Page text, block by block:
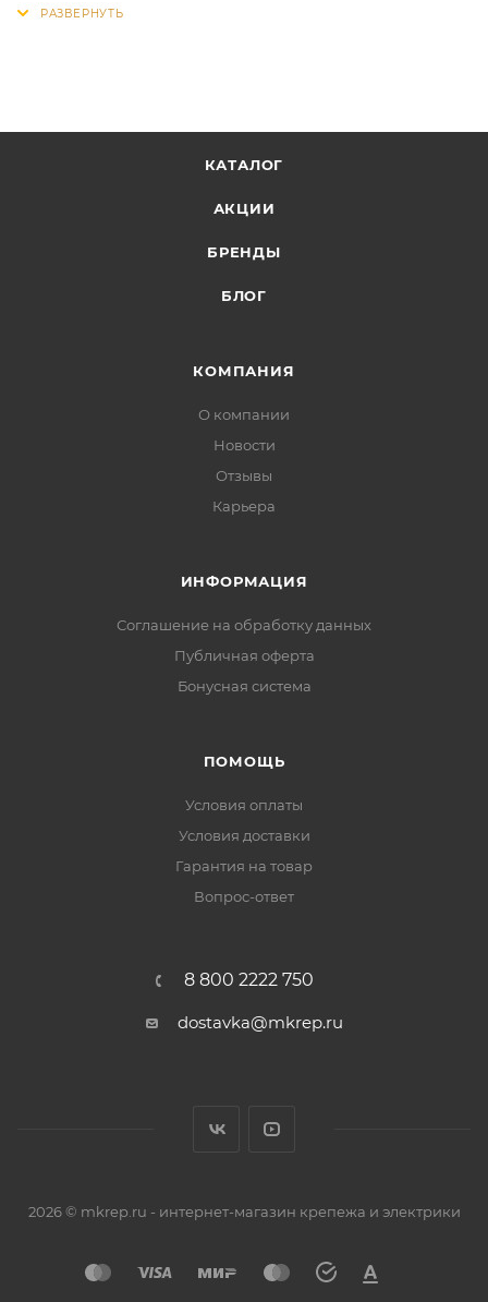
КАТАЛОГ
АКЦИИ
БРЕНДЫ
БЛОГ
КОМПАНИЯ
О компании
Новости
Отзывы
Карьера
ИНФОРМАЦИЯ
Соглашение на обработку данных
Публичная оферта
Бонусная система
ПОМОЩЬ
Условия оплаты
Условия доставки
Гарантия на товар
Вопрос-ответ
8 800 2222 750
dostavka@mkrep.ru
2026 © mkrep.ru - интернет-магазин крепежа и электрики